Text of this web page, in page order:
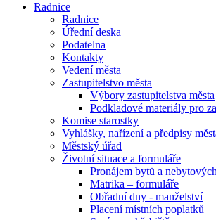
Radnice
Radnice
Úřední deska
Podatelna
Kontakty
Vedení města
Zastupitelstvo města
Výbory zastupitelstva města
Podkladové materiály pro
Komise starostky
Vyhlášky, nařízení a předpisy
Městský úřad
Životní situace a formuláře
Pronájem bytů a
Matrika – formuláře
Obřadní dny - manželství
Placení místních poplatků